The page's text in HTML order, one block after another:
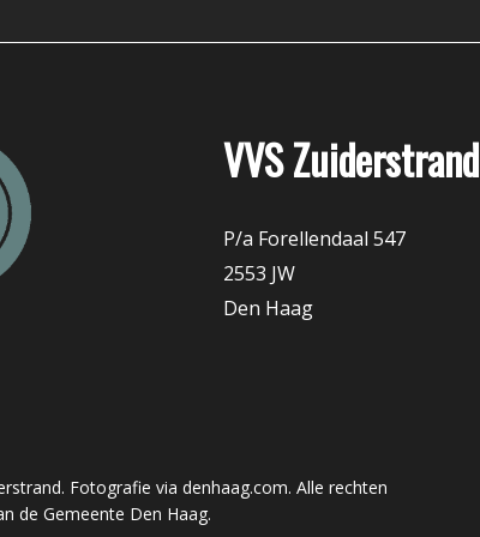
VVS Zuiderstrand
P/a Forellendaal 547
2553 JW
Den Haag
Fotografie via denhaag.com. Alle rechten
de Gemeente Den Haag.